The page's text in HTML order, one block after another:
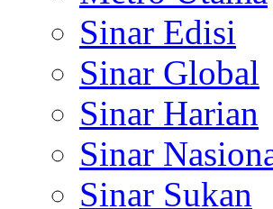
Sinar Edisi
Sinar Global
Sinar Harian
Sinar
Sinar Sukan